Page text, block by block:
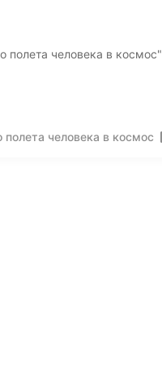
полета человека в космос"
человека в космос